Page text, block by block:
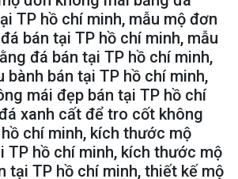
TP hồ chí minh, mẫu mộ đơn
bán tại TP hồ chí minh, mẫu
đá bán tại TP hồ chí minh,
bành bán tại TP hồ chí minh,
mái đẹp bán tại TP hồ chí
xanh cất để tro cốt không
chí minh, kích thước mộ
TP hồ chí minh, kích thước mộ
tại TP hồ chí minh, thiết kế mộ